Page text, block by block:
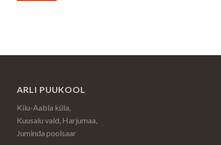
ARLI PUUKOOL
Kiiu-Aabla küla,
Kuusalu vald, Harjumaa,
Juminda poolsaar